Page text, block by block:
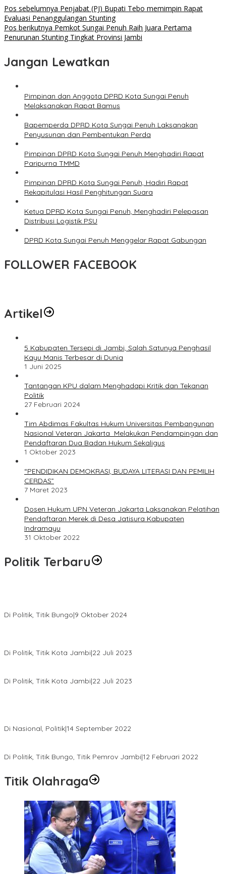
Pos sebelumnya Penjabat (PJ) Bupati Tebo memimpin Rapat
Evaluasi Penanggulangan Stunting
Pos berikutnya Pemkot Sungai Penuh Raih Juara Pertama
Penurunan Stunting Tingkat Provinsi Jambi
Jangan Lewatkan
Pimpinan dan Anggota DPRD Kota Sungai Penuh
Melaksanakan Rapat Bamus
Bapemperda DPRD Kota Sungai Penuh Laksanakan
Penyusunan dan Pembentukan Perda
Pimpinan DPRD Kota Sungai Penuh Menghadiri Rapat
Paripurna TMMD
Pimpinan DPRD Kota Sungai Penuh, Hadiri Rapat
Rekapitulasi Hasil Penghitungan Suara
Ketua DPRD Kota Sungai Penuh, Menghadiri Pelepasan
Distribusi Logistik PSU
DPRD Kota Sungai Penuh Menggelar Rapat Gabungan
FOLLOWER FACEBOOK
Artikel
5 Kabupaten Tersepi di Jambi, Salah Satunya Penghasil
Kayu Manis Terbesar di Dunia
1 Juni 2025
Tantangan KPU dalam Menghadapi Kritik dan Tekanan
Politik
27 Februari 2024
Tim Abdimas Fakultas Hukum Universitas Pembangunan
Nasional Veteran Jakarta Melakukan Pendampingan dan
Pendaftaran Dua Badan Hukum Sekaligus
1 Oktober 2023
“PENDIDIKAN DEMOKRASI, BUDAYA LITERASI DAN PEMILIH
CERDAS”
7 Maret 2023
Dosen Hukum UPN Veteran Jakarta Laksanakan Pelatihan
Pendaftaran Merek di Desa Jatisura Kabupaten
Indramayu
31 Oktober 2022
Politik Terbaru
Di Politik, Titik Bungo|9 Oktober 2024
Di Politik, Titik Kota Jambi|22 Juli 2023
Di Politik, Titik Kota Jambi|22 Juli 2023
Di Nasional, Politik|14 September 2022
Di Politik, Titik Bungo, Titik Pemrov Jambi|12 Februari 2022
Titik Olahraga